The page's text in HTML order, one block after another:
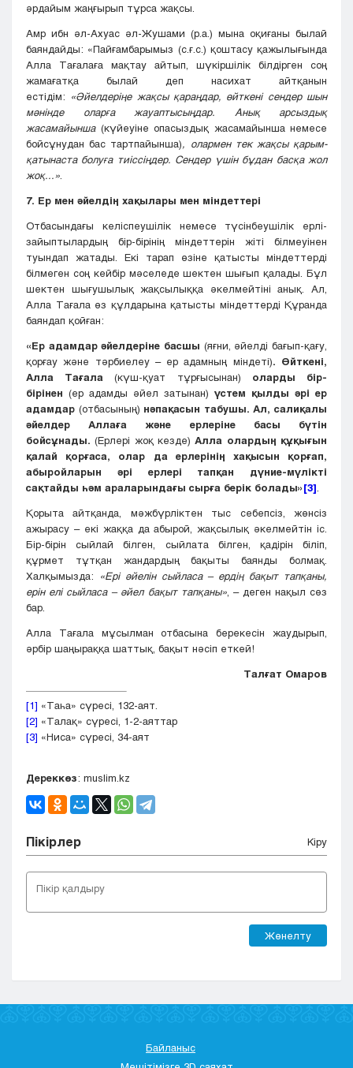
әрдайым жаңғырып тұрса жақсы.
Амр ибн әл-Ахуас әл-Жушами (р.а.) мына оқиғаны былай
баяндайды: «Пайғамбарымыз (с.ғ.с.) қоштасу қажылығында
Алла Тағалаға мақтау айтып, шүкіршілік білдірген соң
жамағатқа былай деп насихат айтқанын
естідім: «Әйелдеріңе жақсы қараңдар, өйткені сендер шын
мәнінде оларға жауаптысыңдар. Анық арсыздық
жасамайынша (күйеуіне опасыздық жасамайынша немесе
бойсұнудан бас тартпайынша), олармен тек жақсы қарым-
қатынаста болуға тиіссіңдер. Сендер үшін бұдан басқа жол
жоқ...»
7. Ер мен әйелдің хақылары мен міндеттері
Отбасындағы келіспеушілік немесе түсінбеушілік ерлі-
зайыптылардың бір-бірінің міндеттерін жіті білмеуінен
туындап жатады. Екі тарап өзіне қатысты міндеттерді
білмеген соң кейбір мәселеде шектен шығып қалады. Бұл
шектен шығушылық жақсылыққа әкелмейтіні анық. Ал,
Алла Тағала өз құлдарына қатысты міндеттерді Құранда
баяндап қойған:
«Ер адамдар әйелдеріне басшы (яғни, әйелді бағып-қағу,
қорғау және тәрбиелеу – ер адамның міндеті). Өйткені,
Алла Тағала (күш-қуат тұрғысынан) оларды бір-
бірінен (ер адамды әйел затынан) үстем қылды әрі ер
адамдар (отбасының) нәпақасын табушы. Ал, салиқалы
әйелдер Аллаға және ерлеріне басы бүтін
бойсұнады.(Ерлері жоқ кезде) Алла олардың құқығын
қалай қорғаса, олар да ерлерінің хақысын қорғап,
абыройларын әрі ерлері тапқан дүние-мүлікті
сақтайды һәм араларындағы сырға берік болады»[3]
Қорыта айтқанда, мәжбүрліктен тыс себепсіз, жөнсіз
ажырасу – екі жаққа да абырой, жақсылық әкелмейтін іс.
Бір-бірін сыйлай білген, сыйлата білген, қадірін біліп,
құрмет тұтқан жандардың бақыты баянды болмақ.
Халқымызда:
«Ері әйелін сыйласа – ердің бақыт тапқаны,
ерін елі сыйласа – әйел бақыт тапқаны», – деген нақыл сөз
бар.
Алла Тағала мұсылман отбасына берекесін жаудырып,
әрбір шаңыраққа шаттық, бақыт нәсіп еткей!
Талғат Омаров
[1] «Таһа» сүресі, 132-аят.
[2] «Талақ» сүресі, 1-2-аяттар
[3] «Ниса» сүресі, 34-аят
Дереккөз: muslim.kz
Пікірлер Кіру
Жөнелту
Байланыс